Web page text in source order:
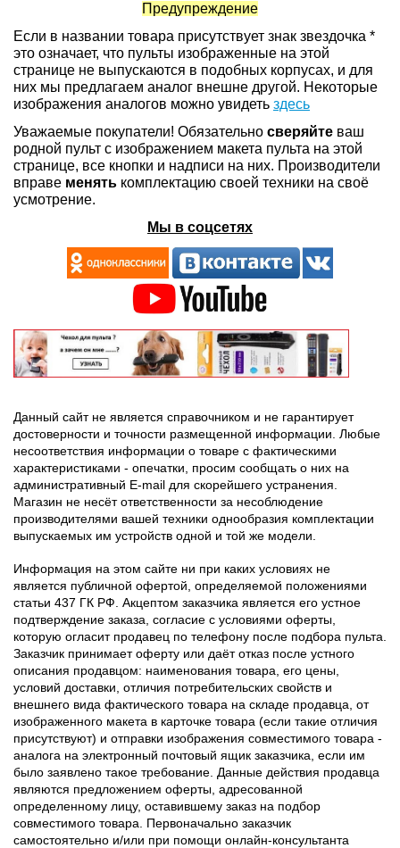
Предупреждение
Если в названии товара присутствует знак звездочка *
это означает, что пульты изображенные на этой
странице не выпускаются в подобных корпусах, и для
них мы предлагаем аналог внешне другой. Некоторые
изображения аналогов можно увидеть здесь
Уважаемые покупатели! Обязательно сверяйте ваш
родной пульт с изображением макета пульта на этой
странице, все кнопки и надписи на них. Производители
вправе менять комплектацию своей техники на своё
усмотрение.
Мы в соцсетях
Данный сайт не является справочником и не гарантирует
достоверности и точности размещенной информации. Любые
несоответствия информации о товаре с фактическими
характеристиками - опечатки, просим сообщать о них на
административный E-mail для скорейшего устранения.
Магазин не несёт ответственности за несоблюдение
производителями вашей техники однообразия комплектации
выпускаемых им устройств одной и той же модели.
Информация на этом сайте ни при каких условиях не
является публичной офертой, определяемой положениями
статьи 437 ГК РФ. Акцептом заказчика является его устное
подтверждение заказа, согласие с условиями оферты,
которую огласит продавец по телефону после подбора пульта.
Заказчик принимает оферту или даёт отказ после устного
описания продавцом: наименования товара, его цены,
условий доставки, отличия потребительских свойств и
внешнего вида фактического товара на складе продавца, от
изображенного макета в карточке товара (если такие отличия
присутствуют) и отправки изображения совместимого товара -
аналога на электронный почтовый ящик заказчика, если им
было заявлено такое требование. Данные действия продавца
являются предложением оферты, адресованной
определенному лицу, оставившему заказ на подбор
совместимого товара. Первоначально заказчик
самостоятельно и/или при помощи онлайн-консультанта